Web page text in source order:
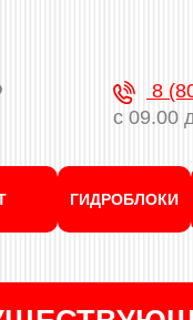
8
с 09.00
ГИДРОБЛОКИ